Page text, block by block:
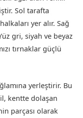
Sol tarafta
yer alır. Sağ
gri, siyah ve beyaz
tırnaklar güçlü
yerleştirir. Bu
kentte dolaşan
parçası olarak